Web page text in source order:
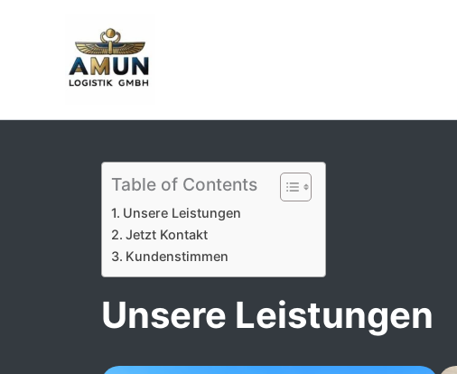
Table of Contents
Unsere Leistungen
Jetzt Kontakt
Kundenstimmen
Unsere Leistungen